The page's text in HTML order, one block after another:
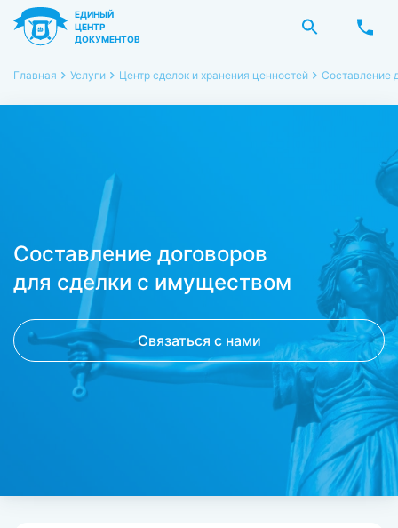
ЕДИНЫЙ
ЦЕНТР
ДОКУМЕНТОВ
Главная Услуги Центр сделок и хранения ценностей Составление
Составление договоров
для сделки с имуществом
Связаться с нами